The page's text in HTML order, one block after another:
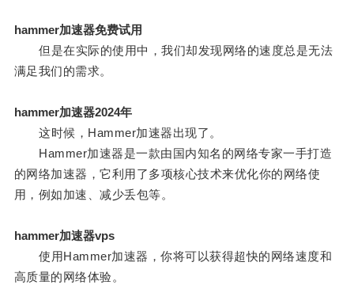
hammer加速器免费试用
但是在实际的使用中，我们却发现网络的速度总是无法
满足我们的需求。
hammer加速器2024年
这时候，Hammer加速器出现了。
Hammer加速器是一款由国内知名的网络专家一手打造
的网络加速器，它利用了多项核心技术来优化你的网络使
用，例如加速、减少丢包等。
hammer加速器vps
使用Hammer加速器，你将可以获得超快的网络速度和
高质量的网络体验。